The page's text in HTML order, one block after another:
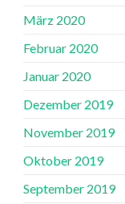
März 2020
Februar 2020
Januar 2020
Dezember 2019
November 2019
Oktober 2019
September 2019